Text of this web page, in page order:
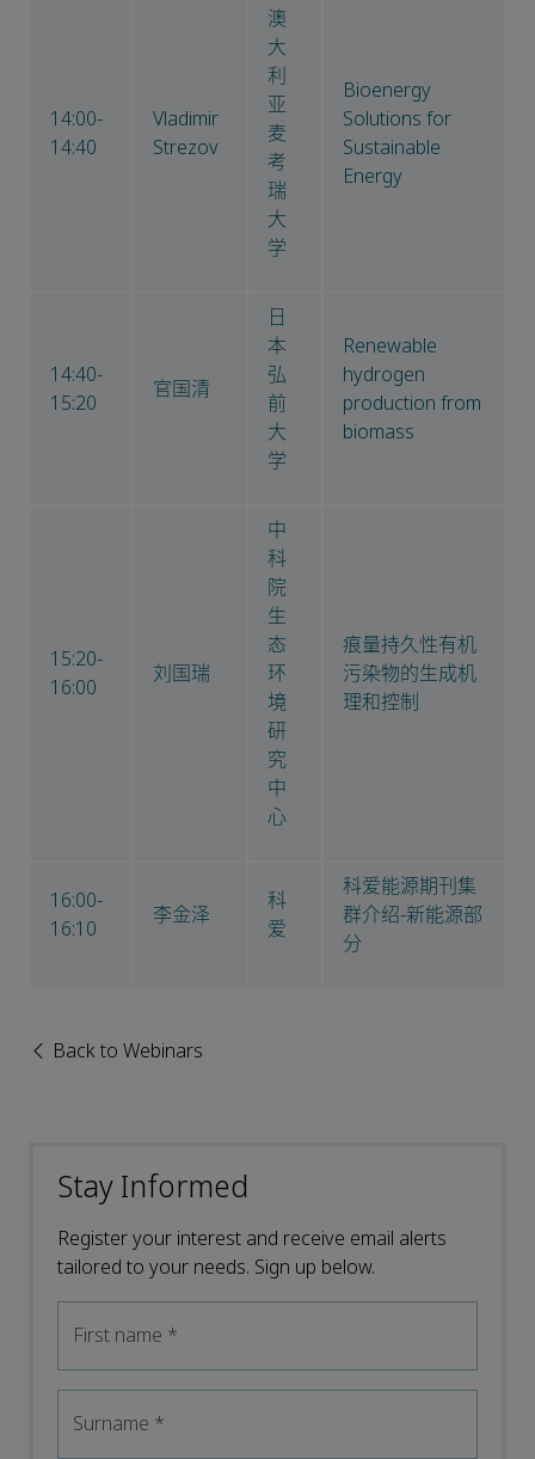
14:00-
14:40
Vladimir
Strezov
澳
大
利
亚
麦
考
瑞
大
学
Bioenergy
Solutions for
Sustainable
Energy
14:40-
15:20
官国清
日
本
弘
前
大
学
Renewable
hydrogen
production from
biomass
15:20-
16:00
刘国瑞
中
科
院
生
态
环
境
研
究
中
心
痕量持久性有机
污染物的生成机
理和控制
16:00-
16:10
李金泽
科
爱
科爱能源期刊集
群介绍-新能源部
分
Back to Webinars
Stay Informed
Register your interest and receive email alerts
tailored to your needs. Sign up below.
First name *
Surname *